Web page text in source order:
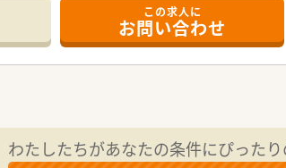
師としての経験が積める環境です！
れる社風です。
アップも、挑戦したい方に任せている実績
非常に勉強になる環境です。
この求人に
お問い合わせ
わたしたちがあなたの条件にぴったり